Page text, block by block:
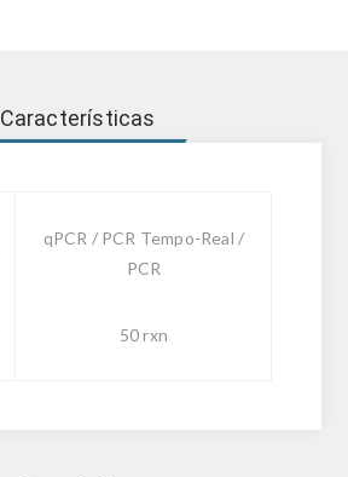
Características
qPCR / PCR Tempo-Real /
PCR
50 rxn